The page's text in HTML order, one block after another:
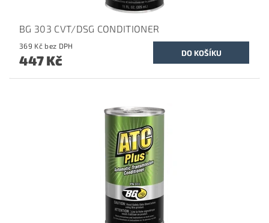
BG 303 CVT/DSG CONDITIONER
369 Kč bez DPH
447 Kč